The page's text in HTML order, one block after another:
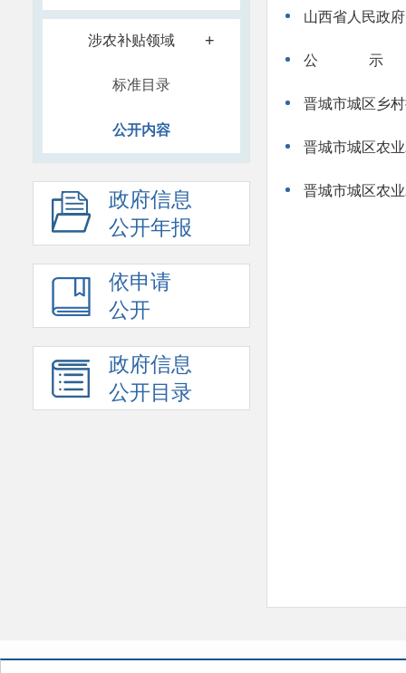
涉农补贴领域 +
标准目录
公开内容
政府信息
公开年报
依申请
公开
政府信息
公开目录
山西省人民政
公 示
晋城市城区农
晋城市城区农